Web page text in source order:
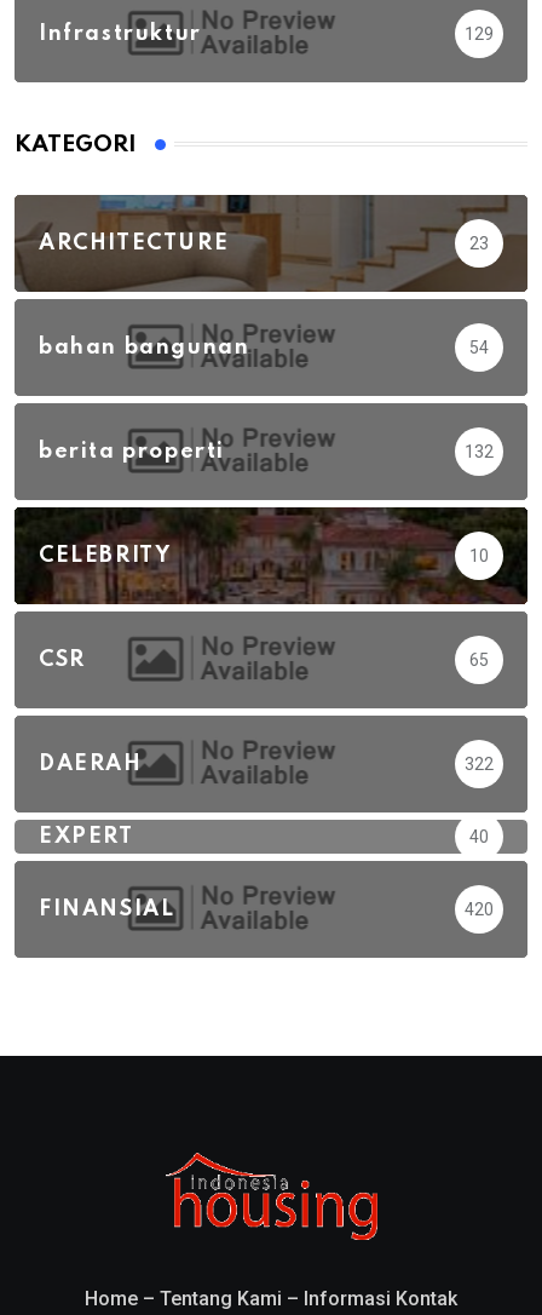
Infrastruktur 129
KATEGORI
ARCHITECTURE 23
bahan bangunan 54
berita properti 132
CELEBRITY 10
CSR 65
DAERAH 322
EXPERT 40
FINANSIAL 420
Home – Tentang Kami – Informasi Kontak